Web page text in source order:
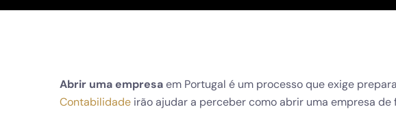
Abrir uma empresaem Portugal é um processo que exige
Contabilidade irão ajudar a perceber como abrir uma empresa